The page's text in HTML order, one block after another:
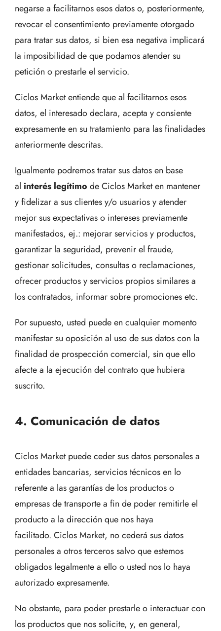
negarse a facilitarnos esos datos o, posteriormente,
revocar el consentimiento previamente otorgado
para tratar sus datos, si bien esa negativa implicará
la imposibilidad de que podamos atender su
petición o prestarle el servicio.
Ciclos Market entiende que al facilitarnos esos
datos, el interesado declara, acepta y consiente
expresamente en su tratamiento para las finalidades
anteriormente descritas.
Igualmente podremos tratar sus datos en base
al interés legítimo de Ciclos Market en mantener
y fidelizar a sus clientes y/o usuarios y atender
mejor sus expectativas o intereses previamente
manifestados, ej.: mejorar servicios y productos,
garantizar la seguridad, prevenir el fraude,
gestionar solicitudes, consultas o reclamaciones,
ofrecer productos y servicios propios similares a
los contratados, informar sobre promociones etc.
Por supuesto, usted puede en cualquier momento
manifestar su oposición al uso de sus datos con la
finalidad de prospección comercial, sin que ello
afecte a la ejecución del contrato que hubiera
suscrito.
4. Comunicación de datos
Ciclos Market puede ceder sus datos personales a
entidades bancarias, servicios técnicos en lo
referente a las garantías de los productos o
empresas de transporte a fin de poder remitirle el
producto a la dirección que nos haya
facilitado. Ciclos Market, no cederá sus datos
personales a otros terceros salvo que estemos
obligados legalmente a ello o usted nos lo haya
autorizado expresamente.
No obstante, para poder prestarle o interactuar con
los productos que nos solicite, y, en general,